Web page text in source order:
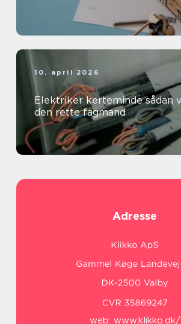
10. april 2026
Elektriker kerteminde sådan vælger du
den rette fagmand
Adresse
web: www.klikko.dk/